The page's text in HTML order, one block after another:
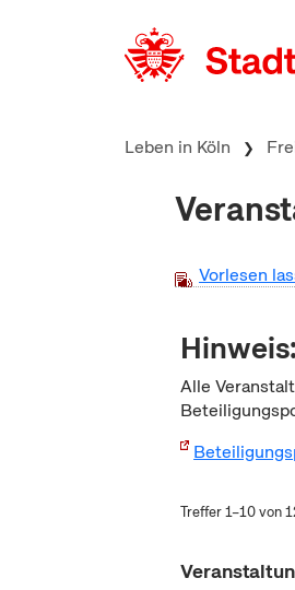
Leben in Köln
Vorlesen
Hinweis:
Alle
Treffer 1–10 von